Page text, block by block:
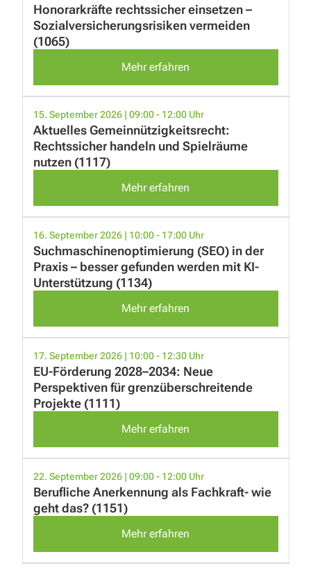
Honorarkräfte rechtssicher einsetzen –
Sozialversicherungsrisiken vermeiden
(1065)
Mehr erfahren
15. September 2026 | 09:00 - 12:00 Uhr
Aktuelles Gemeinnützigkeitsrecht:
Rechtssicher handeln und Spielräume
nutzen (1117)
Mehr erfahren
16. September 2026 | 10:00 - 17:00 Uhr
Suchmaschinenoptimierung (SEO) in der
Praxis – besser gefunden werden mit KI-
Unterstützung (1134)
Mehr erfahren
17. September 2026 | 10:00 - 12:30 Uhr
EU-Förderung 2028–2034: Neue
Perspektiven für grenzüberschreitende
Projekte (1111)
Mehr erfahren
22. September 2026 | 09:00 - 12:00 Uhr
Berufliche Anerkennung als Fachkraft- wie
geht das? (1151)
Mehr erfahren